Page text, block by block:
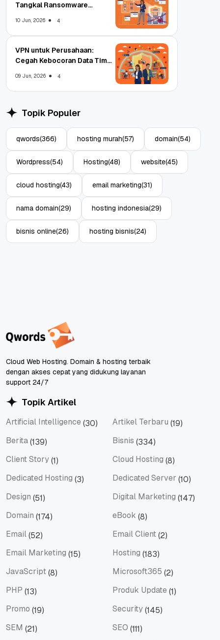
Tangkal Ransomware
10 Jun, 2026 4
VPN untuk Perusahaan:
Cegah Kebocoran Data Tim
09 Jun, 2026 4
Topik Populer
qwords(366) hosting murah(57) domain(54)
Wordpress(54) Hosting(48) website(45)
cloud hosting(43) email marketing(31)
nama domain(29) hosting indonesia(29)
bisnis online(26) hosting bisnis(24)
Cloud Web Hosting. Domain & hosting terbaik
dengan akses cepat yang didukung layanan
support 24/7
Topik Artikel
Artificial Intelligence (30) Artikel Terbaru (19)
Berita(139) Bisnis (334)
Client Story(1) Cloud Hosting (8)
Dedicated Hosting (3) Dedicated Server (10)
Design (51) Digital Marketing (147)
Domain (174) eBook (8)
Email(52) Email Client(2)
Email Marketing (15) Hosting (183)
JavaScript(8) Microsoft365 (2)
PHP (13) Produk Update (1)
Promo (19) Security(145)
SEM (21) SEO (111)